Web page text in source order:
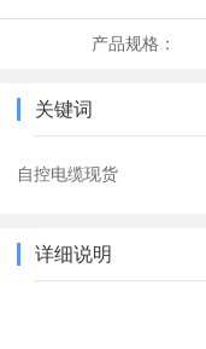
产品规格：
关键词
自控电缆现货
详细说明